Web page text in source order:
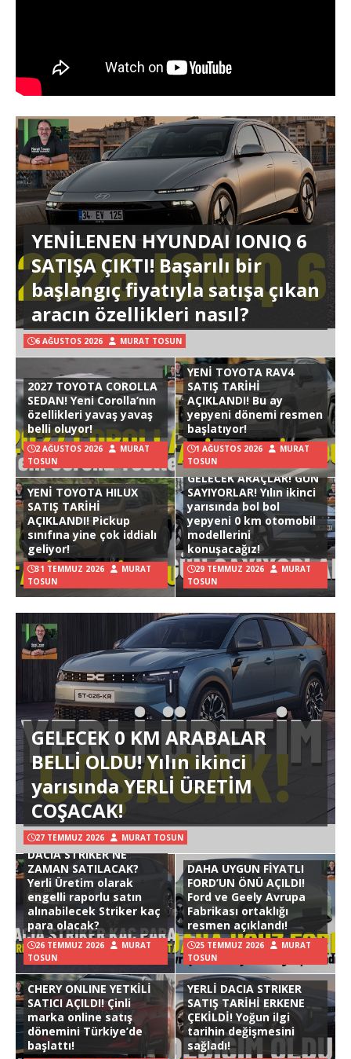
YENİLENEN HYUNDAI IONIQ 6
SATIŞA ÇIKTI! Başarılı bir
başlangıç fiyatıyla satışa çıkan
aracın özellikleri nasıl?
6 AĞUSTOS 2026 MURAT TOSUN
2027 TOYOTA COROLLA
SEDAN! Yeni Corolla’nın
özellikleri yavaş yavaş
belli oluyor!
2 AĞUSTOS 2026
MURAT
TOSUN
YENİ TOYOTA RAV4
SATIŞ TARİHİ
AÇIKLANDI! Bu ay
yepyeni dönemi resmen
başlatıyor!
1 AĞUSTOS 2026
MURAT
TOSUN
YENİ TOYOTA HILUX
SATIŞ TARİHİ
AÇIKLANDI! Pickup
sınıfına yine çok iddialı
geliyor!
31 TEMMUZ 2026
MURAT
TOSUN
GELECEK ARAÇLAR! GÜN
SAYIYORLAR! Yılın ikinci
yarısında bol bol
yepyeni 0 km otomobil
modellerini
konuşacağız!
29 TEMMUZ 2026
MURAT
TOSUN
GELECEK 0 KM ARABALAR
BELLİ OLDU! Yılın ikinci
yarısında YERLİ ÜRETİM
COŞACAK!
27 TEMMUZ 2026 MURAT TOSUN
DACIA STRIKER NE
ZAMAN SATILACAK?
Yerli Üretim olarak
engelli raporlu satın
alınabilecek Striker kaç
para olacak?
26 TEMMUZ 2026
MURAT
TOSUN
DAHA UYGUN FİYATLI
FORD’UN ÖNÜ AÇILDI!
Ford ve Geely Avrupa
Fabrikası ortaklığı
resmen açıklandı!
25 TEMMUZ 2026
MURAT
TOSUN
CHERY ONLINE YETKİLİ
SATICI AÇILDI! Çinli
marka online satış
dönemini Türkiye’de
başlattı!
YERLİ DACIA STRIKER
SATIŞ TARİHİ ERKENE
ÇEKİLDİ! Yoğun ilgi
tarihin değişmesini
sağladı!